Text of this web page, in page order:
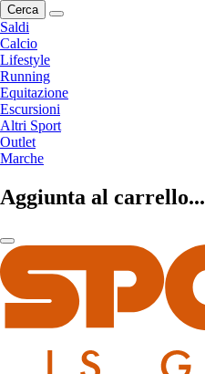
Cerca
Saldi
Calcio
Lifestyle
Running
Equitazione
Escursioni
Altri Sport
Outlet
Marche
Aggiunta al carrello...